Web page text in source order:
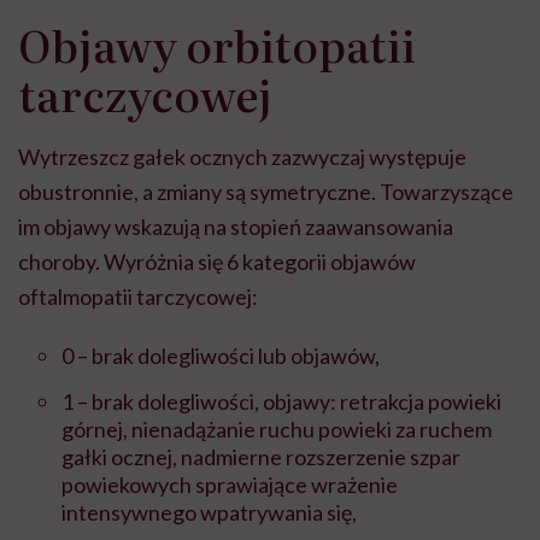
Objawy orbitopatii
tarczycowej
Wytrzeszcz gałek ocznych zazwyczaj występuje
obustronnie, a zmiany są symetryczne. Towarzyszące
im objawy wskazują na stopień zaawansowania
choroby. Wyróżnia się 6 kategorii objawów
oftalmopatii tarczycowej:
0 – brak dolegliwości lub objawów,
1 – brak dolegliwości, objawy: retrakcja powieki
górnej, nienadążanie ruchu powieki za ruchem
gałki ocznej, nadmierne rozszerzenie szpar
powiekowych sprawiające wrażenie
intensywnego wpatrywania się,